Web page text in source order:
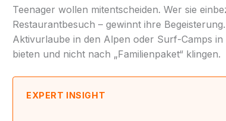
Teenager wollen mitentscheiden. Wer sie
Restaurantbesuch – gewinnt ihre
Aktivurlaube in den Alpen oder Surf-Camps
bieten und nicht nach „Familienpaket“ klingen.
EXPERT INSIGHT